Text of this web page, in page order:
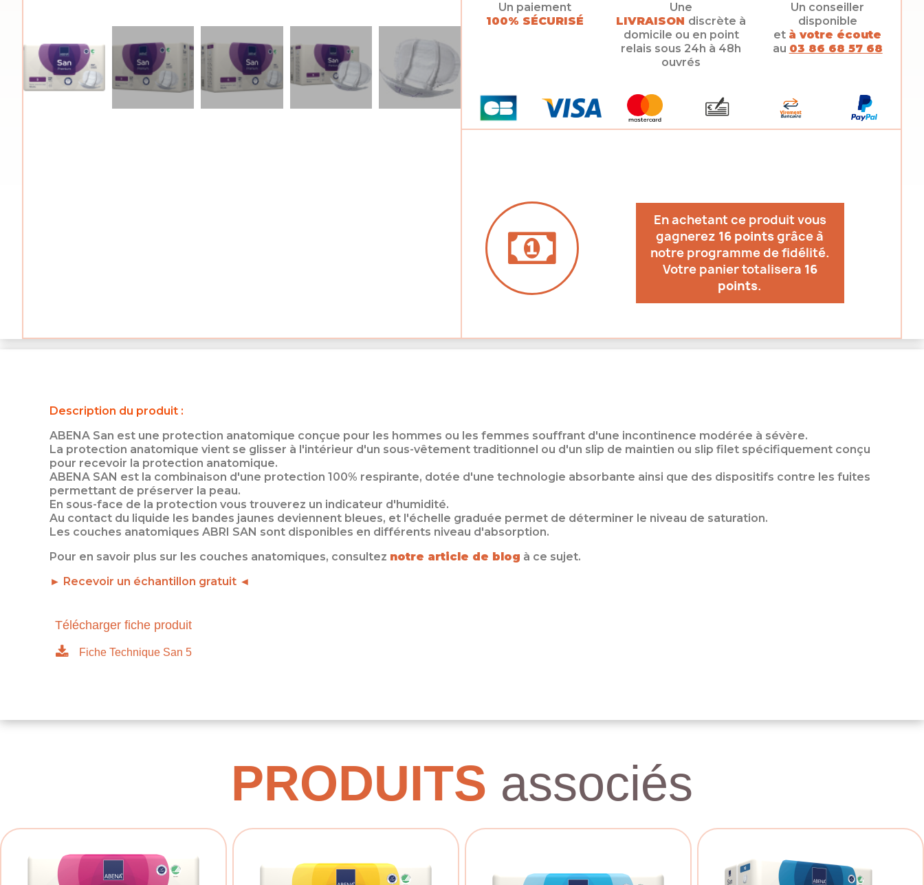
Un paiement
100% SÉCURISÉ
Une
LIVRAISON discrète à
domicile ou en point
relais sous 24h à 48h
ouvrés
Un conseiller
disponible
et à votre écoute
au 03 86 68 57 68
En achetant ce produit vous
gagnerez 16 pointsgrâce à
notre programme de fidélité.
Votre panier totalisera 16
points.
Description du produit :
ABENA San est une protection anatomique conçue pour les hommes ou les femmes souffrant d'une incontinence modérée à sévère.
La protection anatomique vient se glisser à l'intérieur d'un sous-vêtement traditionnel ou d'un slip de maintien ou slip filet spécifiquement conçu
pour recevoir la protection anatomique.
ABENA SAN est la combinaison d'une protection 100% respirante, dotée d'une technologie absorbante ainsi que des dispositifs contre les fuites
permettant de préserver la peau.
En sous-face de la protection vous trouverez un indicateur d'humidité.
Au contact du liquide les bandes jaunes deviennent bleues, et l'échelle graduée permet de déterminer le niveau de saturation.
Les couches anatomiques ABRI SAN sont disponibles en différents niveau d'absorption.
Pour en savoir plus sur les couches anatomiques, consultez notre article de blog à ce sujet.
► Recevoir un échantillon gratuit ◄
Télécharger fiche produit
Fiche Technique San 5
PRODUITS associés